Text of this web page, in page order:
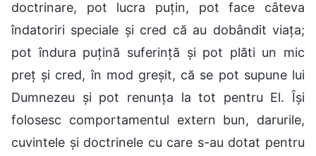
doctrinare, pot lucra puțin, pot face câteva
îndatoriri speciale și cred că au dobândit viața;
pot îndura puțină suferință și pot plăti un mic
preț și cred, în mod greșit, că se pot supune lui
Dumnezeu și pot renunța la tot pentru El. Își
folosesc comportamentul extern bun, darurile,
cuvintele și doctrinele cu care s-au dotat pentru